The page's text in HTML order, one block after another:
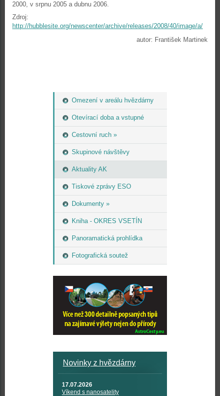
Omezení v areálu hvězdárny
Otevírací doba a vstupné
Cestovní ruch »
Skupinové návštěvy
Aktuality AK
Tiskové zprávy ESO
Dokumenty »
Kniha - OKRES VSETÍN
Panoramatická prohlídka
Fotografická soutež
Novinky z hvězdárny
17.07.2026
Víkend s nanosatelity
2000, v srpnu 2005 a dubnu 2006.
Zdroj:
http://hubblesite.org/newscenter/archive/releases/2008/40/image/a/
autor: František Martinek